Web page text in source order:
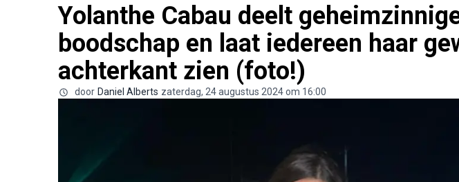
Yolanthe Cabau deelt
boodschap en laat iedereen haar
achterkant zien (foto!)
door Daniel Alberts zaterdag, 24 augustus 2024 om 16:00